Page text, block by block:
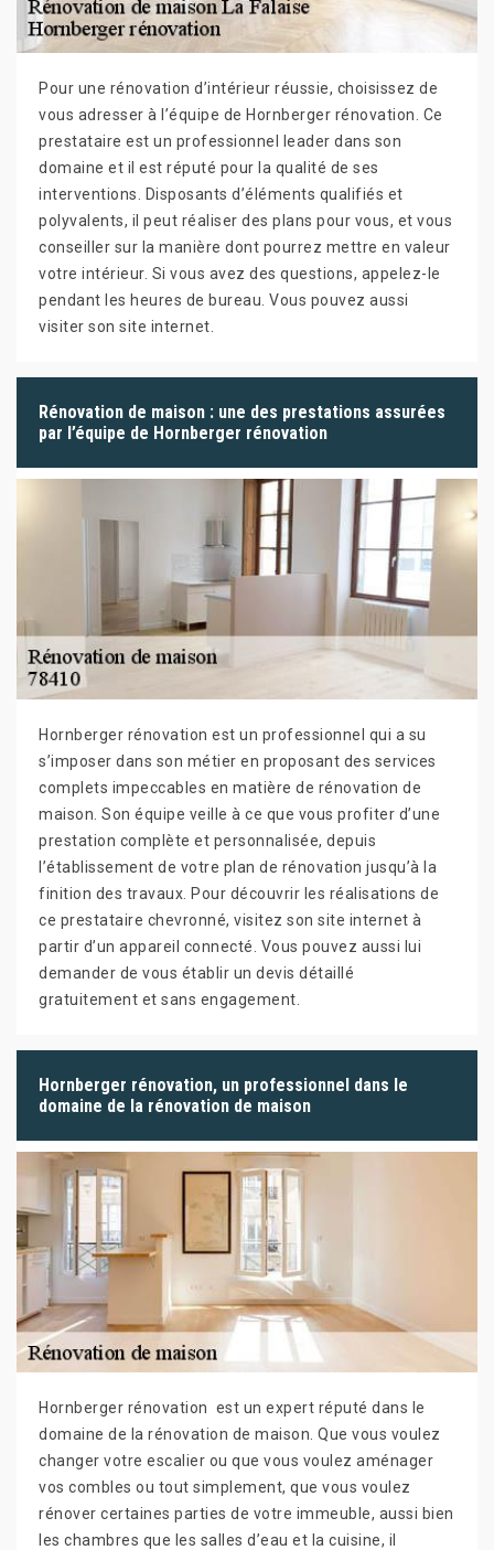
Pour une rénovation d’intérieur réussie, choisissez de
vous adresser à l’équipe de Hornberger rénovation. Ce
prestataire est un professionnel leader dans son
domaine et il est réputé pour la qualité de ses
interventions. Disposants d’éléments qualifiés et
polyvalents, il peut réaliser des plans pour vous, et vous
conseiller sur la manière dont pourrez mettre en valeur
votre intérieur. Si vous avez des questions, appelez-le
pendant les heures de bureau. Vous pouvez aussi
visiter son site internet.
Rénovation de maison : une des prestations assurées
par l’équipe de Hornberger rénovation
Hornberger rénovation est un professionnel qui a su
s’imposer dans son métier en proposant des services
complets impeccables en matière de rénovation de
maison. Son équipe veille à ce que vous profiter d’une
prestation complète et personnalisée, depuis
l’établissement de votre plan de rénovation jusqu’à la
finition des travaux. Pour découvrir les réalisations de
ce prestataire chevronné, visitez son site internet à
partir d’un appareil connecté. Vous pouvez aussi lui
demander de vous établir un devis détaillé
gratuitement et sans engagement.
Hornberger rénovation, un professionnel dans le
domaine de la rénovation de maison
Hornberger rénovation est un expert réputé dans le
domaine de la rénovation de maison. Que vous voulez
changer votre escalier ou que vous voulez aménager
vos combles ou tout simplement, que vous voulez
rénover certaines parties de votre immeuble, aussi bien
les chambres que les salles d’eau et la cuisine, il